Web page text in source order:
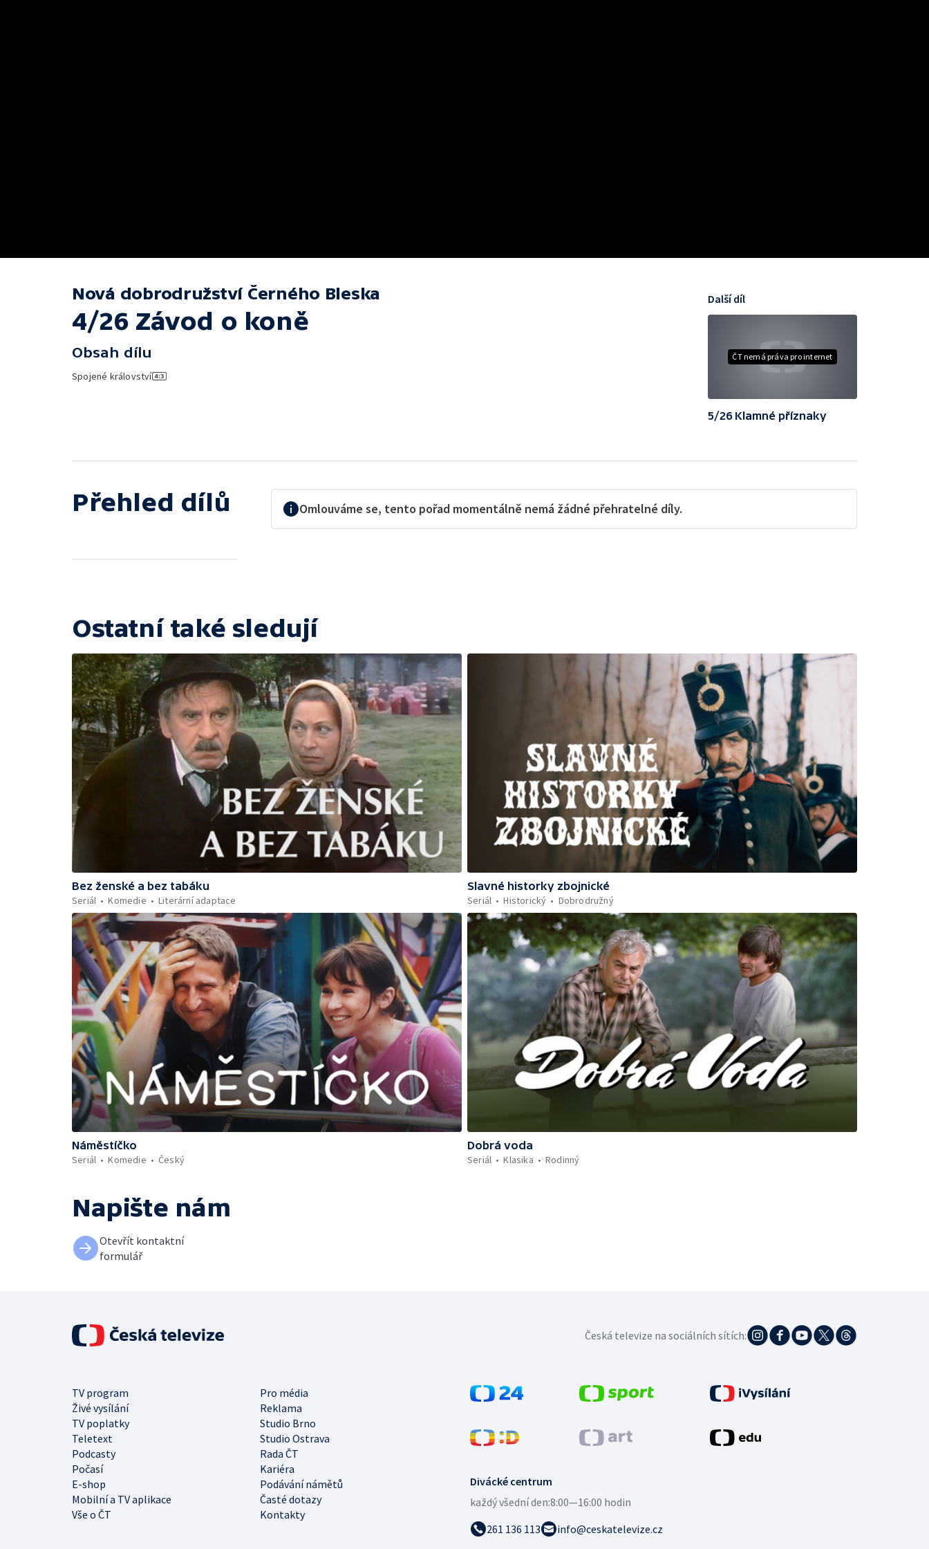
Nová dobrodružství Černého Bleska
4/26 Závod o koně
Obsah dílu
Spojené království
ČT nemá práva pro internet
Další díl
5/26 Klamné příznaky
Přehled dílů Omlouváme se, tento pořad momentálně nemá žádné přehratelné díly.
Ostatní také sledují
Bez ženské a bez tabáku
Seriál
Komedie Literární adaptace
Slavné historky zbojnické
Seriál
Historický Dobrodružný
Náměstíčko
Seriál
Komedie Český
Dobrá voda
Seriál
Klasika Rodinný
Napište nám
Otevřít kontaktní
formulář
Divácké centrum
každý všední den:8:00—16:00 hodin
261 136 113
info@ceskatelevize.cz
TV program
Pro média
Živé vysílání
Reklama
TV poplatky
Studio Brno
Teletext
Studio Ostrava
Podcasty
Rada ČT
Počasí
Kariéra
E-shop
Podávání námětů
Mobilní a TV aplikace
Časté dotazy
Vše o ČT
Kontakty
Česká televize na sociálních sítích: